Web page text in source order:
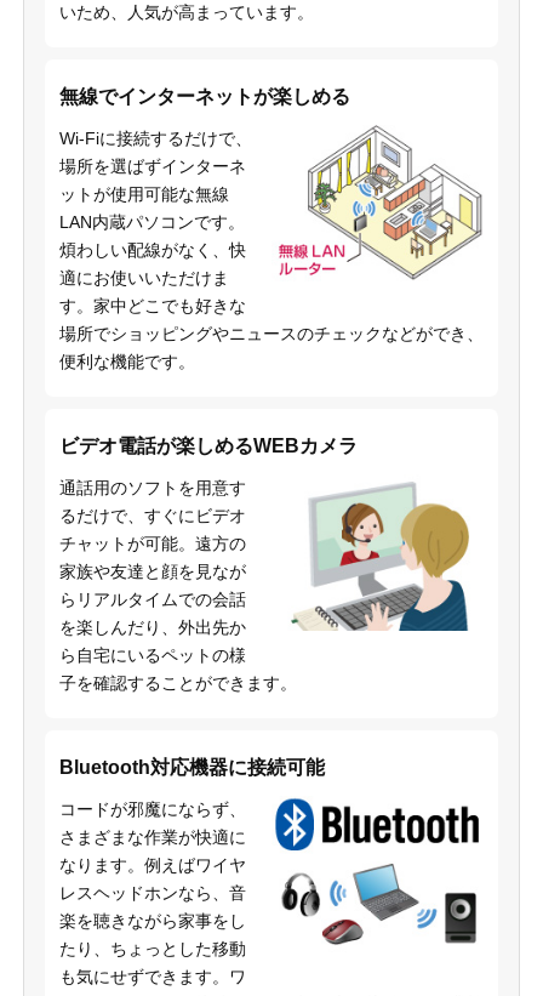
いため、人気が高まっています。
無線でインターネットが楽しめる
Wi-Fiに接続するだけで、
場所を選ばずインターネ
ットが使用可能な無線
LAN内蔵パソコンです。
煩わしい配線がなく、快
適にお使いいただけま
す。家中どこでも好きな
場所でショッピングやニュースのチェックなどができ、
便利な機能です。
ビデオ電話が楽しめるWEBカメラ
通話用のソフトを用意す
るだけで、すぐにビデオ
チャットが可能。遠方の
家族や友達と顔を見なが
らリアルタイムでの会話
を楽しんだり、外出先か
ら自宅にいるペットの様
子を確認することができます。
Bluetooth対応機器に接続可能
コードが邪魔にならず、
さまざまな作業が快適に
なります。例えばワイヤ
レスヘッドホンなら、音
楽を聴きながら家事をし
たり、ちょっとした移動
も気にせずできます。ワ